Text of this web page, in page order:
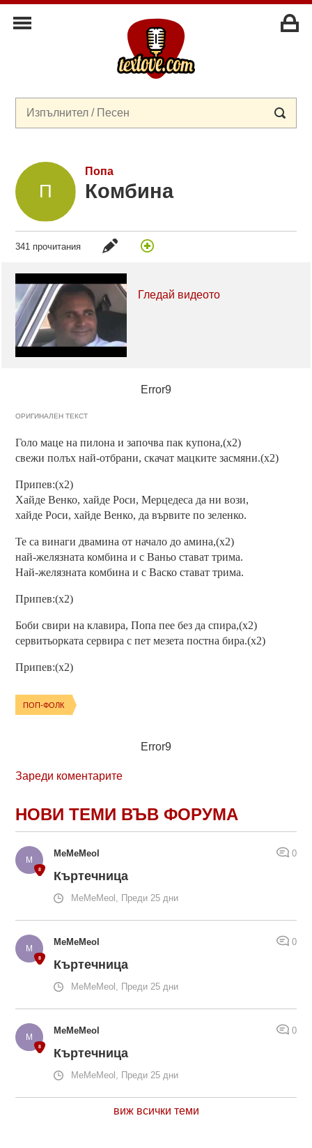
Попа
Комбина
341 прочитания
Гледай видеото
Error9
ОРИГИНАЛЕН ТЕКСТ
Голо маце на пилона и започва пак купона,(x2)
свежи полъх най-отбрани, скачат мацките засмяни.(x2)
Припев:(x2)
Хайде Венко, хайде Роси, Мерцедеса да ни вози,
хайде Роси, хайде Венко, да вървите по зеленко.
Те са винаги двамина от начало до амина,(x2)
най-желязната комбина и с Ваньо стават трима.
Най-желязната комбина и с Васко стават трима.
Припев:(x2)
Боби свири на клавира, Попа пее без да спира,(x2)
сервитьорката сервира с пет мезета постна бира.(x2)
Припев:(x2)
ПОП-ФОЛК
Error9
Зареди коментарите
НОВИ ТЕМИ ВЪВ ФОРУМА
MeMeMeol 0
Къртечница
MeMeMeol, Преди 25 дни
MeMeMeol 0
Къртечница
MeMeMeol, Преди 25 дни
MeMeMeol 0
Къртечница
MeMeMeol, Преди 25 дни
виж всички теми